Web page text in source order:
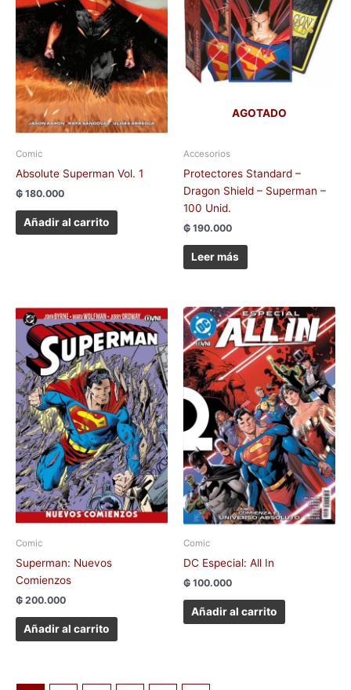
Comic
Absolute Superman Vol. 1
₲ 180.000
Añadir al carrito
AGOTADO
Accesorios
Protectores Standard –
Dragon Shield – Superman –
100 Unid.
₲ 190.000
Leer más
Comic
Superman: Nuevos
Comienzos
₲ 200.000
Añadir al carrito
Comic
DC Especial: All In
₲ 100.000
Añadir al carrito